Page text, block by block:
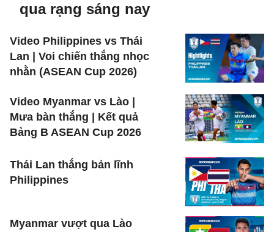
qua rạng sáng nay
Video Philippines vs Thái
Lan | Voi chiến thắng nhọc
nhằn (ASEAN Cup 2026)
Video Myanmar vs Lào |
Mưa bàn thắng | Kết quả
Bảng B ASEAN Cup 2026
Thái Lan thắng bản lĩnh
Philippines
Myanmar vượt qua Lào